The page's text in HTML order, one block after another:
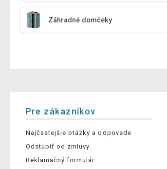
Záhradné domčeky
Pre zákazníkov
Najčastejšie otázky a odpovede
Odstúpiť od zmluvy
Reklamačný formulár